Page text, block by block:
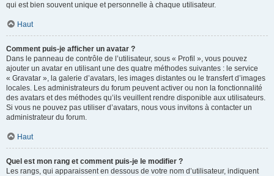
qui est bien souvent unique et personnelle à chaque utilisateur.
Haut
Comment puis-je afficher un avatar ?
Dans le panneau de contrôle de l’utilisateur, sous « Profil », vous pouvez
ajouter un avatar en utilisant une des quatre méthodes suivantes : le service
« Gravatar », la galerie d’avatars, les images distantes ou le transfert d’images
locales. Les administrateurs du forum peuvent activer ou non la fonctionnalité
des avatars et des méthodes qu’ils veuillent rendre disponible aux utilisateurs.
Si vous ne pouvez pas utiliser d’avatars, nous vous invitons à contacter un
administrateur du forum.
Haut
Quel est mon rang et comment puis-je le modifier ?
Les rangs, qui apparaissent en dessous de votre nom d’utilisateur, indiquent